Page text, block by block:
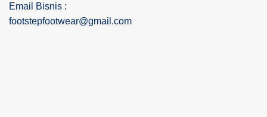
Email Bisnis :
footstepfootwear@gmail.com